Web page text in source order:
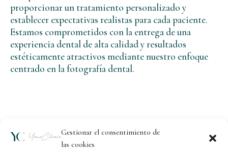
Gestionar el consentimiento de
las cookies
proporcionar un tratamiento personalizado y
establecer expectativas realistas para cada paciente.
Estamos comprometidos con la entrega de una
experiencia dental de alta calidad y resultados
estéticamente atractivos mediante nuestro enfoque
centrado en la fotografía dental.